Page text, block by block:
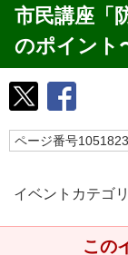
市民講座「
のポイント
ページ番号1051823
イベントカテゴ
この